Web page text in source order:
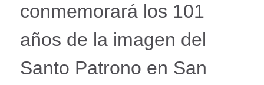
conmemorará los 101
años de la imagen del
Santo Patrono en San